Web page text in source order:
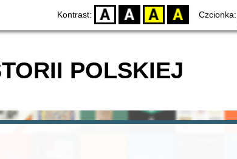
Kontrast: D BW YB BY Czcionka:
POLSKIEJ